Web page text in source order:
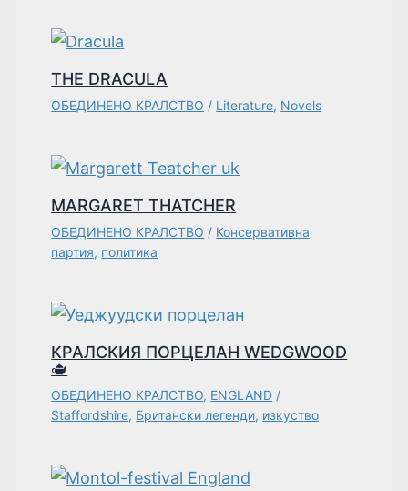
THE DRACULA
ОБЕДИНЕНО КРАЛСТВО / Literature, Novels
MARGARET THATCHER
ОБЕДИНЕНО КРАЛСТВО / Консервативна
партия, политика
КРАЛСКИЯ ПОРЦЕЛАН WEDGWOOD
🫖
ОБЕДИНЕНО КРАЛСТВО, ENGLAND /
Staffordshire, Британски легенди, изкуство